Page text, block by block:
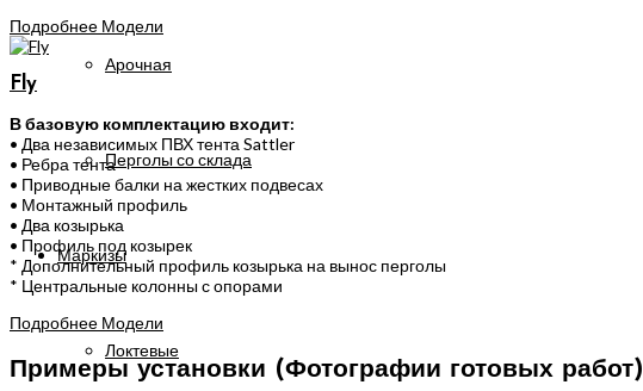
Арочная
Перголы со склада
Маркизы
Локтевые
Подробнее Модели
Fly
В базовую комплектацию входит:
• Два независимых ПВХ тента Sattler
• Ребра тента
• Приводные балки на жестких подвесах
• Монтажный профиль
• Два козырька
• Профиль под козырек
* Дополнительный профиль козырька на вынос перголы
* Центральные колонны с опорами
Подробнее Модели
Примеры установки (Фотографии готовых работ)